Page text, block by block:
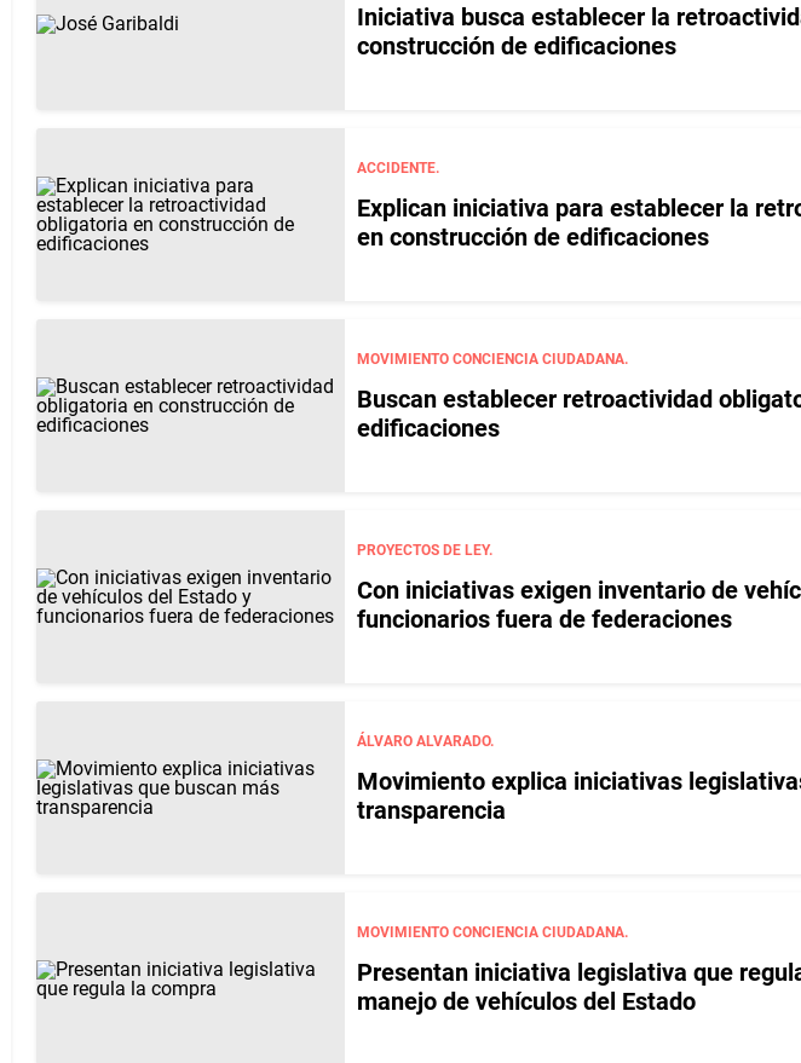
Iniciativa busca establecer la
construcción de edificaciones
ACCIDENTE.
Explican iniciativa para establecer la
en construcción de edificaciones
MOVIMIENTO CONCIENCIA CIUDADANA.
Buscan establecer retroactividad
edificaciones
PROYECTOS DE LEY.
Con iniciativas exigen inventario de
funcionarios fuera de federaciones
ÁLVARO ALVARADO.
Movimiento explica iniciativas
transparencia
MOVIMIENTO CONCIENCIA CIUDADANA.
Presentan iniciativa legislativa que
manejo de vehículos del Estado